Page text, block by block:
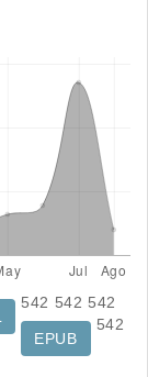
542 542 542
542
EPUB